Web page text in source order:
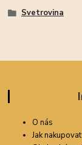
Svetrovina
O nás
Jak nakupovat